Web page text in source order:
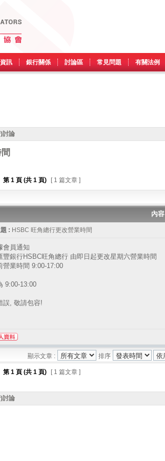
訊 銀行關係 討論區 常見問題 有關法例
討論
第 1 頁 (共 1 頁) [ 1 篇文章 ]
內容
: HSBC 旺角總行更改營業時間
會員通知
豐銀行HSBC旺角總行 由即日起更改星期六營業時間
營業時間 9:00-17:00
9:00-13:00
誤, 敬請包容!
顯示文章 : 排序
第 1 頁 (共 1 頁) [ 1 篇文章 ]
討論